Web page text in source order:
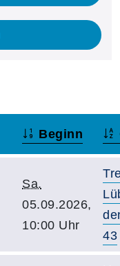
Beginn
Sa.
05.09.2026,
10:00 Uhr
43